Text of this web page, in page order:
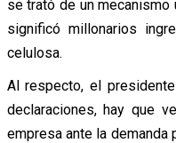
se trató de un mecanismo
significó millonarios
celulosa.
Al respecto, el
declaraciones, hay que
empresa ante la